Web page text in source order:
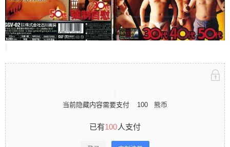
当前隐藏内容需要支付 100 熊币
已有100人支付
录立刻注册 0 收藏